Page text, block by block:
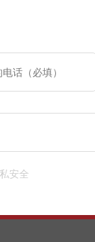
安全